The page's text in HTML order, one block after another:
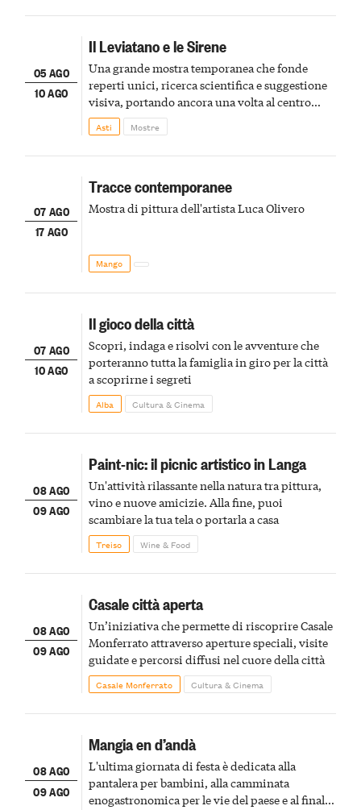
05 AGO
10 AGO
Il Leviatano e le Sirene
Una grande mostra temporanea che fonde
reperti unici, ricerca scientifica e suggestione
visiva, portando ancora una volta al centro
della scena le meraviglie del passato astigiano
Asti Mostre
07 AGO
17 AGO
Tracce contemporanee
Mostra di pittura dell'artista Luca Olivero
Mango
07 AGO
10 AGO
Il gioco della città
Scopri, indaga e risolvi con le avventure che
porteranno tutta la famiglia in giro per la città
a scoprirne i segreti
Alba Cultura & Cinema
08 AGO
09 AGO
Paint-nic: il picnic artistico in Langa
Un'attività rilassante nella natura tra pittura,
vino e nuove amicizie. Alla fine, puoi
scambiare la tua tela o portarla a casa
Treiso Wine & Food
08 AGO
09 AGO
Casale città aperta
Un’iniziativa che permette di riscoprire Casale
Monferrato attraverso aperture speciali, visite
guidate e percorsi diffusi nel cuore della città
Casale Monferrato Cultura & Cinema
08 AGO
09 AGO
Mangia en d’andà
L'ultima giornata di festa è dedicata alla
pantalera per bambini, alla camminata
enogastronomica per le vie del paese e al finale